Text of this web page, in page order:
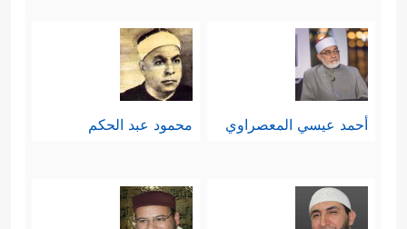
أحمد عيسي المعصراوي محمود عبد الحكم